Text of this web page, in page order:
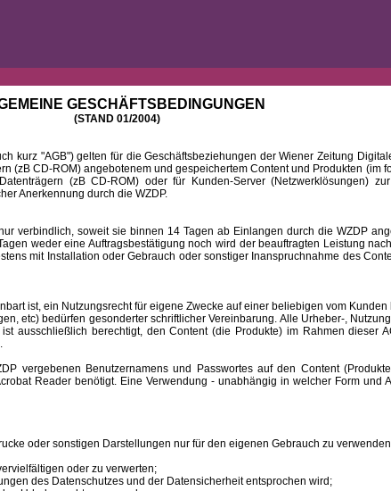
GESCHÄFTSBEDINGUNGEN
(STAND 01/2004)
"AGB") gelten für die Geschäftsbeziehungen der Wiener Zeitung
(zB CD-ROM) angebotenem und gespeichertem Content und Produkten (im
(zB CD-ROM) oder für Kunden-Server (Netzwerklösungen)
Anerkennung durch die WZDP.
soweit sie binnen 14 Tagen ab Einlangen durch die WZDP
weder eine Auftragsbestätigung noch wird der beauftragten Leistung
mit Installation oder Gebrauch oder sonstiger Inanspruchnahme des
ist, ein Nutzungsrecht für eigene Zwecke auf einer beliebigen vom
etc) bedürfen gesonderter schriftlicher Vereinbarung. Alle Urheber-,
ausschließlich berechtigt, den Content (die Produkte) im Rahmen dieser
Benutzernamens und Passwortes auf den Content
Reader benötigt. Eine Verwendung - unabhängig in welcher Form und
oder sonstigen Darstellungen nur für den eigenen Gebrauch zu
oder zu verwerten;
des Datenschutzes und der Datensicherheit entsprochen wird;